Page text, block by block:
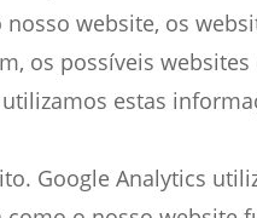
website, os
os possíveis
estas
Google Analytics